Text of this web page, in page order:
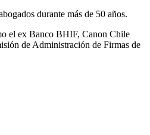
durante más de 50 años.
el ex Banco BHIF, Canon Chile
de Administración de Firmas de